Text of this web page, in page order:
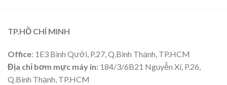
TP.HỒ CHÍ MINH
Office: 1E3 Bình Qưới, P.27, Q.Bình Thạnh, TP.HCM
Địa chỉ bơm mực máy in: 184/3/6B21 Nguyễn Xí, P.26,
Q.Bình Thạnh, TP.HCM